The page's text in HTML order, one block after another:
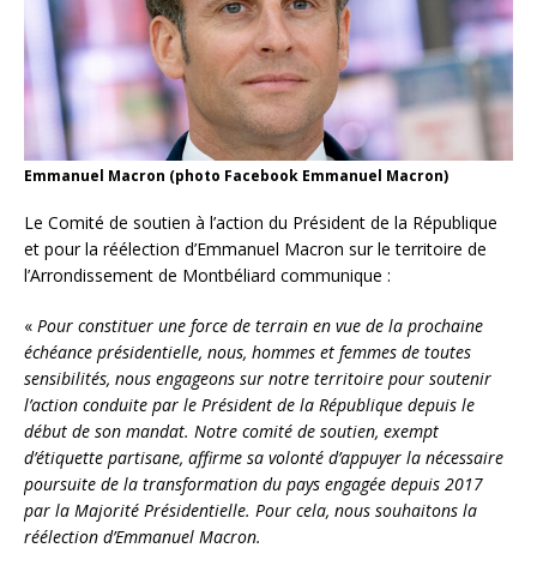
Emmanuel Macron (photo Facebook Emmanuel Macron)
Le Comité de soutien à l’action du Président de la République
et pour la réélection d’Emmanuel Macron sur le territoire de
l’Arrondissement de Montbéliard communique :
« Pour constituer une force de terrain en vue de la prochaine
échéance présidentielle, nous, hommes et femmes de toutes
sensibilités, nous engageons sur notre territoire pour soutenir
l’action conduite par le Président de la République depuis le
début de son mandat. Notre comité de soutien, exempt
d’étiquette partisane, affirme sa volonté d’appuyer la nécessaire
poursuite de la transformation du pays engagée depuis 2017
par la Majorité Présidentielle. Pour cela, nous souhaitons la
réélection d’Emmanuel Macron.